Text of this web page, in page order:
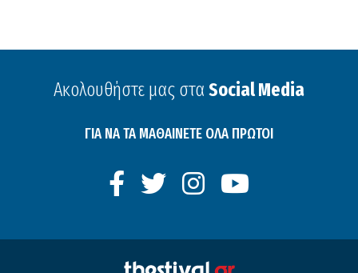
Ακολουθήστε μας στα Social Media
ΓΙΑ ΝΑ ΤΑ ΜΑΘΑΙΝΕΤΕ ΟΛΑ ΠΡΩΤΟΙ